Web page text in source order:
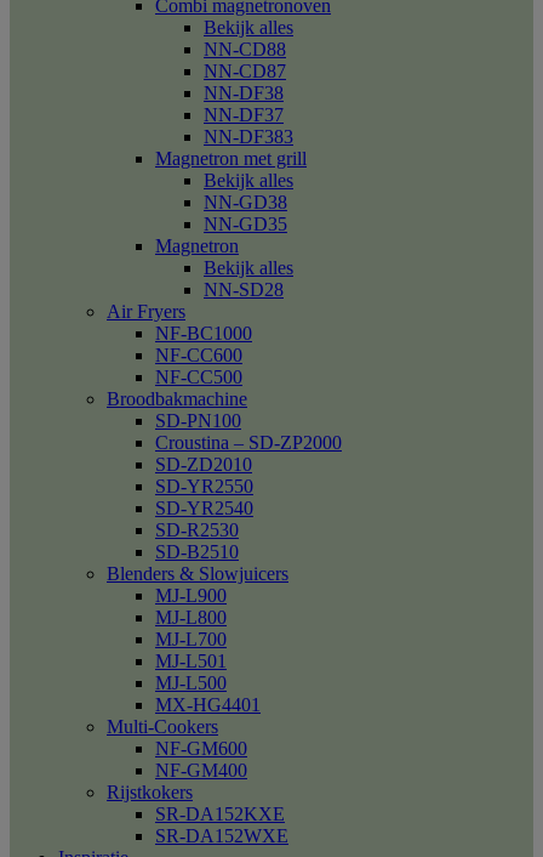
Combi magnetronoven
Bekijk alles
NN-CD88
NN-CD87
NN-DF38
NN-DF37
NN-DF383
Magnetron met grill
Bekijk alles
NN-GD38
NN-GD35
Magnetron
Bekijk alles
NN-SD28
Air Fryers
NF-BC1000
NF-CC600
NF-CC500
Broodbakmachine
SD-PN100
Croustina – SD-ZP2000
SD-ZD2010
SD-YR2550
SD-YR2540
SD-R2530
SD-B2510
Blenders & Slowjuicers
MJ-L900
MJ-L800
MJ-L700
MJ-L501
MJ-L500
MX-HG4401
Multi-Cookers
NF-GM600
NF-GM400
Rijstkokers
SR-DA152KXE
SR-DA152WXE